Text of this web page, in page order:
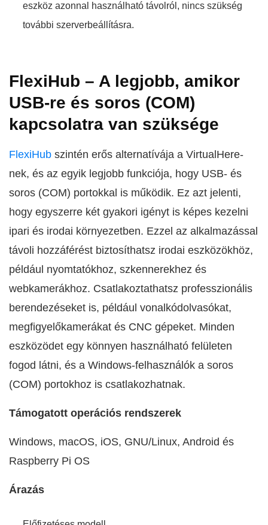
eszköz azonnal használható távolról, nincs szükség
további szerverbeállításra.
FlexiHub – A legjobb, amikor
USB-re és soros (COM)
kapcsolatra van szüksége
FlexiHub szintén erős alternatívája a VirtualHere-
nek, és az egyik legjobb funkciója, hogy USB- és
soros (COM) portokkal is működik. Ez azt jelenti,
hogy egyszerre két gyakori igényt is képes kezelni
ipari és irodai környezetben. Ezzel az alkalmazással
távoli hozzáférést biztosíthatsz irodai eszközökhöz,
például nyomtatókhoz, szkennerekhez és
webkamerákhoz. Csatlakoztathatsz professzionális
berendezéseket is, például vonalkódolvasókat,
megfigyelőkamerákat és CNC gépeket. Minden
eszközödet egy könnyen használható felületen
fogod látni, és a Windows-felhasználók a soros
(COM) portokhoz is csatlakozhatnak.
Támogatott operációs rendszerek
Windows, macOS, iOS, GNU/Linux, Android és
Raspberry Pi OS
Árazás